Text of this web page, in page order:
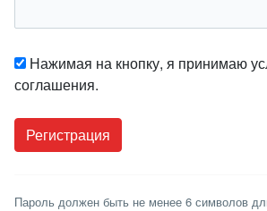
Нажимая на кнопку, я принимаю
соглашения.
Пароль должен быть не менее 6 символов